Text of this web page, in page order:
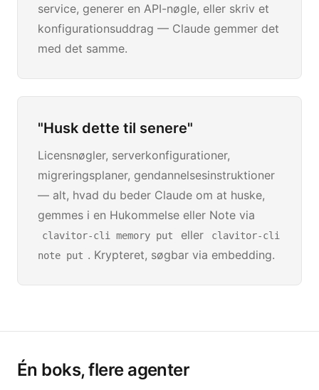
service, generer en API-nøgle, eller skriv et
konfigurationsuddrag — Claude gemmer det
med det samme.
"Husk dette til senere"
Licensnøgler, serverkonfigurationer,
migreringsplaner, gendannelsesinstruktioner
— alt, hvad du beder Claude om at huske,
gemmes i en Hukommelse eller Note via
clavitor-cli memory put eller
clavitor-cli
note put . Krypteret, søgbar via embedding.
Én boks, flere agenter